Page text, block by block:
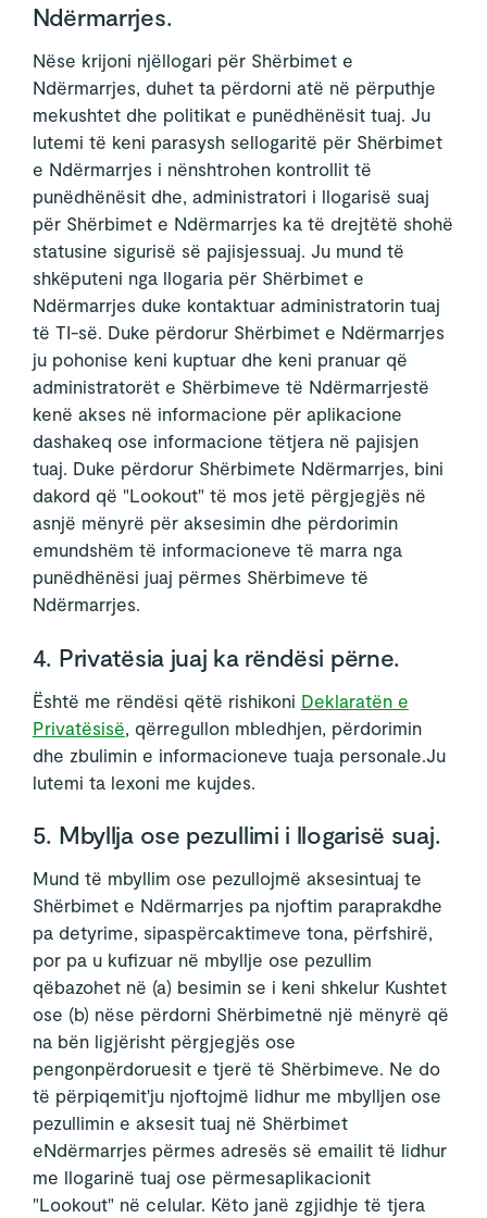
Ndërmarrjes.
Nëse krijoni njëllogari për Shërbimet e
Ndërmarrjes, duhet ta përdorni atë në përputhje
mekushtet dhe politikat e punëdhënësit tuaj. Ju
lutemi të keni parasysh sellogaritë për Shërbimet
e Ndërmarrjes i nënshtrohen kontrollit të
punëdhënësit dhe, administratori i llogarisë suaj
për Shërbimet e Ndërmarrjes ka të drejtëtë shohë
statusine sigurisë së pajisjessuaj. Ju mund të
shkëputeni nga llogaria për Shërbimet e
Ndërmarrjes duke kontaktuar administratorin tuaj
të TI-së. Duke përdorur Shërbimet e Ndërmarrjes
ju pohonise keni kuptuar dhe keni pranuar që
administratorët e Shërbimeve të Ndërmarrjestë
kenë akses në informacione për aplikacione
dashakeq ose informacione tëtjera në pajisjen
tuaj. Duke përdorur Shërbimete Ndërmarrjes, bini
dakord që "Lookout" të mos jetë përgjegjës në
asnjë mënyrë për aksesimin dhe përdorimin
emundshëm të informacioneve të marra nga
punëdhënësi juaj përmes Shërbimeve të
Ndërmarrjes.
4. Privatësia juaj ka rëndësi përne.
Është me rëndësi qëtë rishikoni Deklaratën e
Privatësisë , qërregullon mbledhjen, përdorimin
dhe zbulimin e informacioneve tuaja personale.Ju
lutemi ta lexoni me kujdes.
5. Mbyllja ose pezullimi i llogarisë suaj.
Mund të mbyllim ose pezullojmë aksesintuaj te
Shërbimet e Ndërmarrjes pa njoftim paraprakdhe
pa detyrime, sipaspërcaktimeve tona, përfshirë,
por pa u kufizuar në mbyllje ose pezullim
qëbazohet në (a) besimin se i keni shkelur Kushtet
ose (b) nëse përdorni Shërbimetnë një mënyrë që
na bën ligjërisht përgjegjës ose
pengonpërdoruesit e tjerë të Shërbimeve. Ne do
të përpiqemit'ju njoftojmë lidhur me mbylljen ose
pezullimin e aksesit tuaj në Shërbimet
eNdërmarrjes përmes adresës së emailit të lidhur
me llogarinë tuaj ose përmesaplikacionit
"Lookout" në celular. Këto janë zgjidhje të tjera